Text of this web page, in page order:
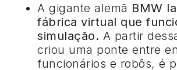
A gigante alemã BMW
fábrica virtual que
simulação. A partir
criou uma ponte entre
funcionários e robôs, é